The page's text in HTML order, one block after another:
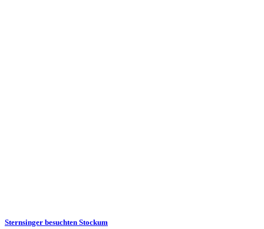
Sternsinger besuchten Stockum